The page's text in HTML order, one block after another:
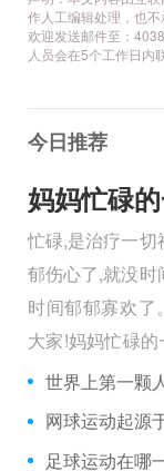
作人工编辑处理，也
欢迎发送邮件至：
人员会在5个工作日内
今日推荐
忙碌,是治疗一切
郁伤心了,就没时
时间郁郁寡欢了
大家!妈妈忙碌
人民警察，她总